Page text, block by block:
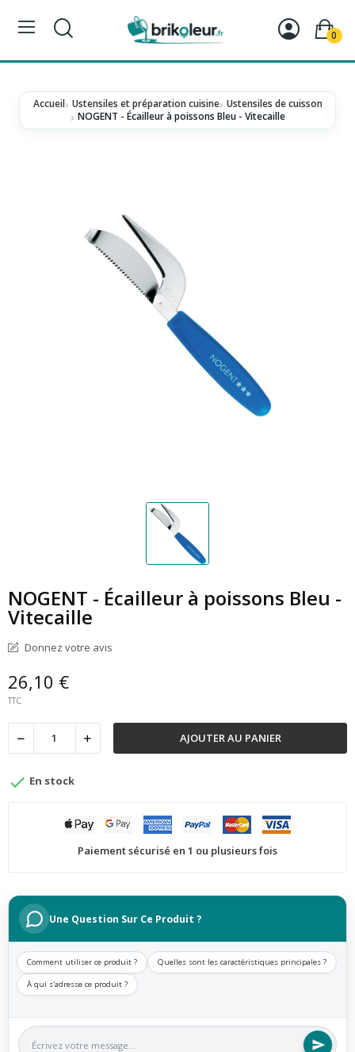
0
Accueil Ustensiles et préparation cuisine Ustensiles de cuisson
NOGENT - Écailleur à poissons Bleu - Vitecaille
NOGENT - Écailleur à poissons Bleu -
Vitecaille
Donnez votre avis
26,10 €
TTC
AJOUTER AU PANIER
 En stock
Paiement sécurisé en 1 ou plusieurs fois
Une Question Sur Ce Produit ?
Comment utiliser ce produit ? Quelles sont les caractéristiques principales ?
À qui s'adresse ce produit ?